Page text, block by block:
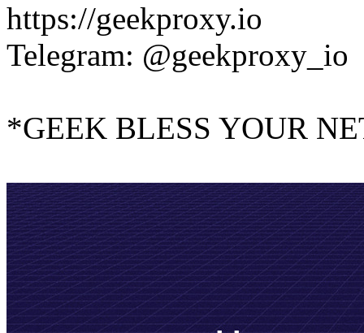
https://geekproxy.io
Telegram: @geekproxy_io
*GEEK BLESS YOUR